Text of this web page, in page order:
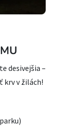
desivejšia –
krv v žilách!